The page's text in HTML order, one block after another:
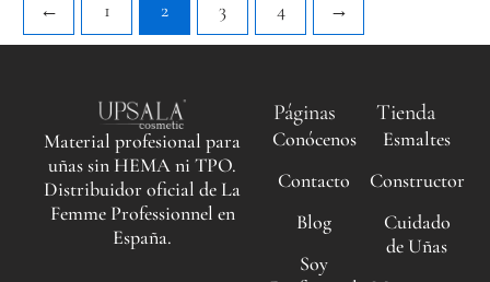
← 1 2 3 4 →
Material profesional para
uñas sin HEMA ni TPO.
Distribuidor oficial de La
Femme Professionnel en
España.
Páginas
Conócenos
Contacto
Blog
Soy
Tienda
Esmaltes
Constructor
Cuidado
de Uñas